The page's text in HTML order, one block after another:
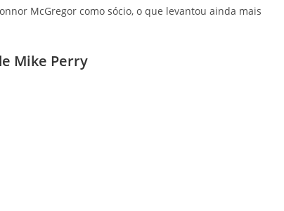
McGregor como sócio, o que levantou ainda mais
Mike Perry